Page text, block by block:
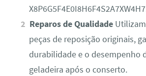
Reparos de Qualidade
peças de reposição originais,
durabilidade e o desempenho
geladeira após o conserto.